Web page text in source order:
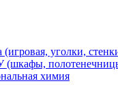
уголки,
(шкафы,
химия